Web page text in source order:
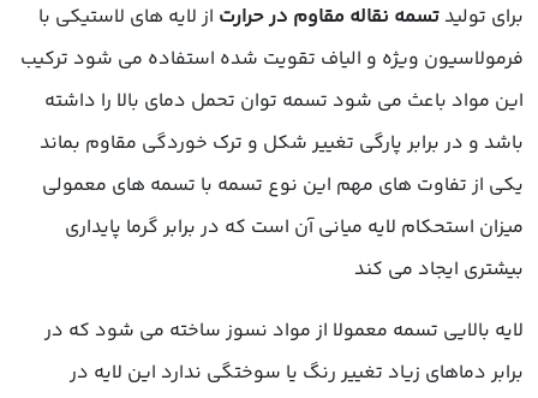
برای تولید تسمه نقاله مقاوم در حرارت از لایه های لاستیکی با
فرمولاسیون ویژه و الیاف تقویت شده استفاده می شود ترکیب
این مواد باعث می شود تسمه توان تحمل دمای بالا را داشته
باشد و در برابر پارگی تغییر شکل و ترک خوردگی مقاوم بماند
یکی از تفاوت های مهم این نوع تسمه با تسمه های معمولی
میزان استحکام لایه میانی آن است که در برابر گرما پایداری
بیشتری ایجاد می کند
لایه بالایی تسمه معمولا از مواد نسوز ساخته می شود که در
برابر دماهای زیاد تغییر رنگ یا سوختگی ندارد این لایه در